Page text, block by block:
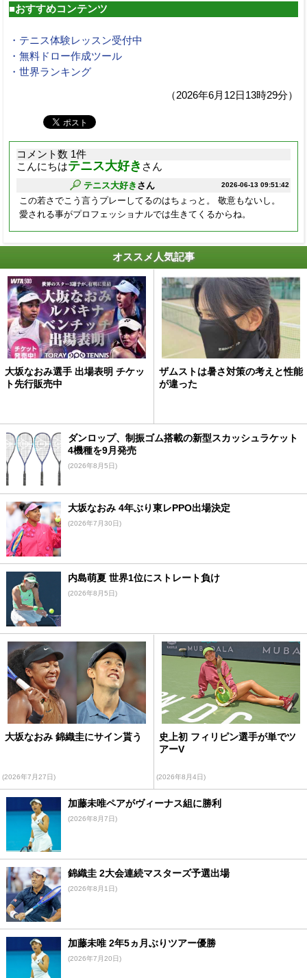
■おすすめコンテンツ
・テニス体験レッスン受付中
・無料ドロー作成ツール
・世界ランキング
（2026年6月12日13時29分）
コメント数 1件
こんにちはテニス大好き さん
2026-06-13 09:51:42
テニス大好き さん
この若さでこう言うプレーしてるのはちょっと。 敬意もないし。
愛される事がプロフェッショナルでは生きてくるからね。
オススメ人気記事
大坂なおみ選手 出場表明 チケッ
ト先行販売中
ザムストは暑さ対策の考えと性能
が違った
ダンロップ、制振ゴム搭載の新型スカッシュラケット
4機種を9月発売
(2026年8月5日)
大坂なおみ 4年ぶり東レPPO出場決定
(2026年7月30日)
内島萌夏 世界1位にストレート負け
(2026年8月5日)
大坂なおみ 錦織圭にサイン貰う
(2026年7月27日)
史上初 フィリピン選手が単でツ
アーV
(2026年8月4日)
加藤未唯ペアがヴィーナス組に勝利
(2026年8月7日)
錦織圭 2大会連続マスターズ予選出場
(2026年8月1日)
加藤未唯 2年5ヵ月ぶりツアー優勝
(2026年7月20日)